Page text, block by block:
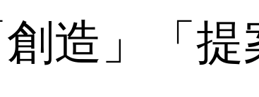
創造」「